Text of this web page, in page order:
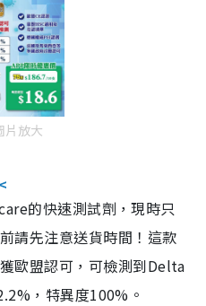
片放大
的快速測試劑，現時只
請先注意送貨時間！這款
歐盟認可，可檢測到Delta
，特異度100%。